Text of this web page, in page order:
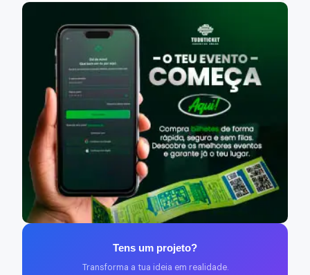
Tens um projeto?
Transforma a tua ideia em realidade.